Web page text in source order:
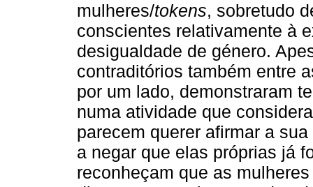
mulheres/tokens, sobretudo
conscientes relativamente à
desigualdade de género.
contraditórios também entre
por um lado, demonstraram
numa atividade que
parecem querer afirmar a
a negar que elas próprias já
reconheçam que as